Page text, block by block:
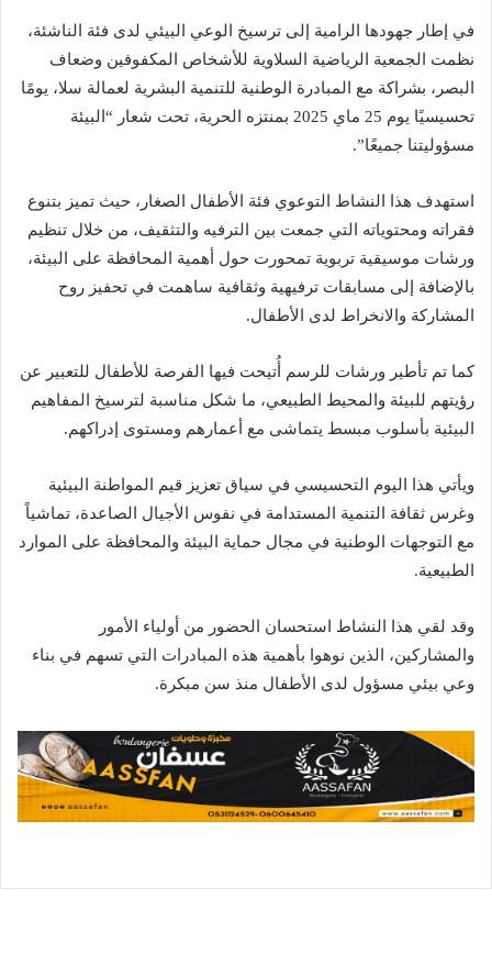
في إطار جهودها الرامية إلى ترسيخ الوعي البيئي لدى فئة الناشئة،
نظمت الجمعية الرياضية السلاوية للأشخاص المكفوفين وضعاف
البصر، بشراكة مع المبادرة الوطنية للتنمية البشرية لعمالة سلا، يومًا
تحسيسيًا يوم 25 ماي 2025 بمنتزه الحرية، تحت شعار “البيئة
مسؤوليتنا جميعًا”.
استهدف هذا النشاط التوعوي فئة الأطفال الصغار، حيث تميز بتنوع
فقراته ومحتوياته التي جمعت بين الترفيه والتثقيف، من خلال تنظيم
ورشات موسيقية تربوية تمحورت حول أهمية المحافظة على البيئة،
بالإضافة إلى مسابقات ترفيهية وثقافية ساهمت في تحفيز روح
المشاركة والانخراط لدى الأطفال.
كما تم تأطير ورشات للرسم أُتيحت فيها الفرصة للأطفال للتعبير عن
رؤيتهم للبيئة والمحيط الطبيعي، ما شكل مناسبة لترسيخ المفاهيم
البيئية بأسلوب مبسط يتماشى مع أعمارهم ومستوى إدراكهم.
ويأتي هذا اليوم التحسيسي في سياق تعزيز قيم المواطنة البيئية
وغرس ثقافة التنمية المستدامة في نفوس الأجيال الصاعدة، تماشياً
مع التوجهات الوطنية في مجال حماية البيئة والمحافظة على الموارد
الطبيعية.
وقد لقي هذا النشاط استحسان الحضور من أولياء الأمور
والمشاركين، الذين نوهوا بأهمية هذه المبادرات التي تسهم في بناء
وعي بيئي مسؤول لدى الأطفال منذ سن مبكرة.